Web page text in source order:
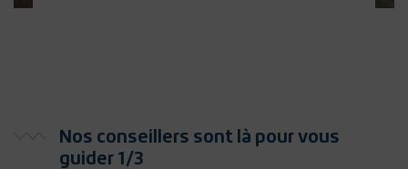
Nos conseillers sont là pour vous
guider 1/3